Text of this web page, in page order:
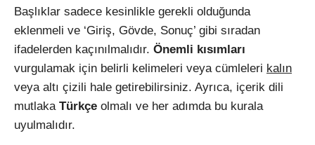
Instagram
Youtube
Başlıklar sadece kesinlikle gerekli olduğunda
eklenmeli ve ‘Giriş, Gövde, Sonuç’ gibi sıradan
ifadelerden kaçınılmalıdır. Önemli kısımları
vurgulamak için belirli kelimeleri veya cümleleri kalın
veya altı çizili hale getirebilirsiniz. Ayrıca, içerik dili
mutlaka Türkçe olmalı ve her adımda bu kurala
uyulmalıdır.